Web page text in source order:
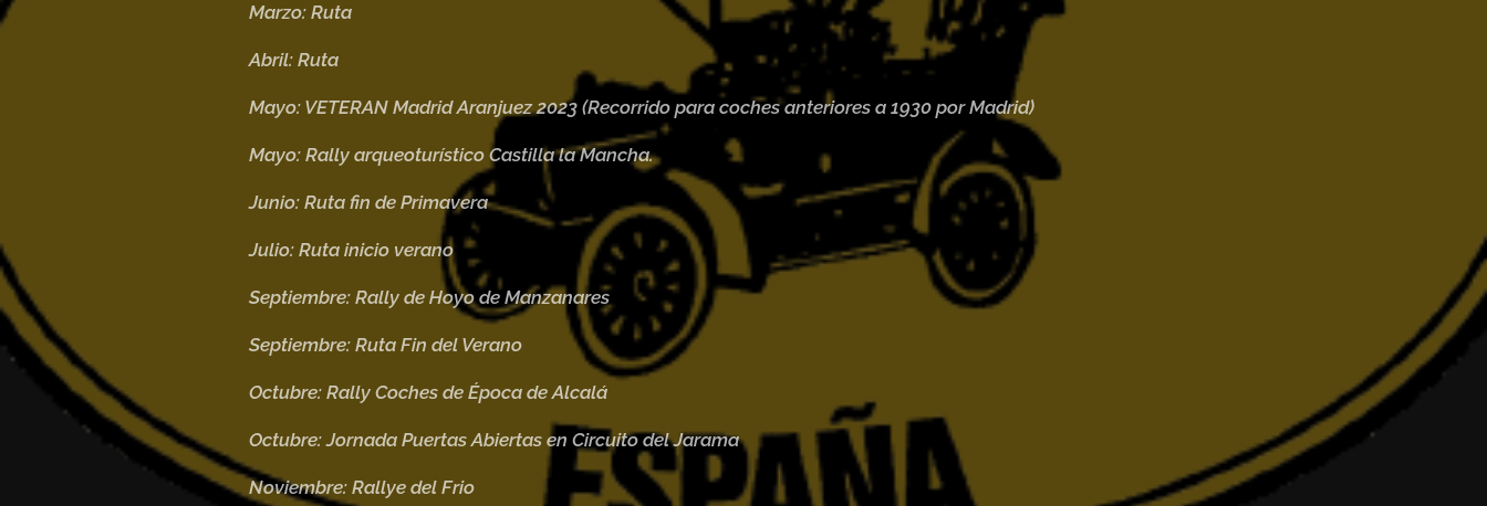
Marzo: Ruta
Abril: Ruta
Mayo: VETERAN Madrid Aranjuez 2023 (Recorrido para coches anteriores a 1930 por Madrid)
Mayo: Rally arqueoturístico Castilla la Mancha.
Junio:Ruta fin de Primavera
Julio:Ruta inicio verano
Septiembre:Rally de Hoyo de Manzanares
Septiembre:Ruta Fin del Verano
Octubre:Rally Coches de Época de Alcalá
Octubre:Jornada Puertas Abiertas en Circuito del Jarama
Noviembre:Rallye del Frio